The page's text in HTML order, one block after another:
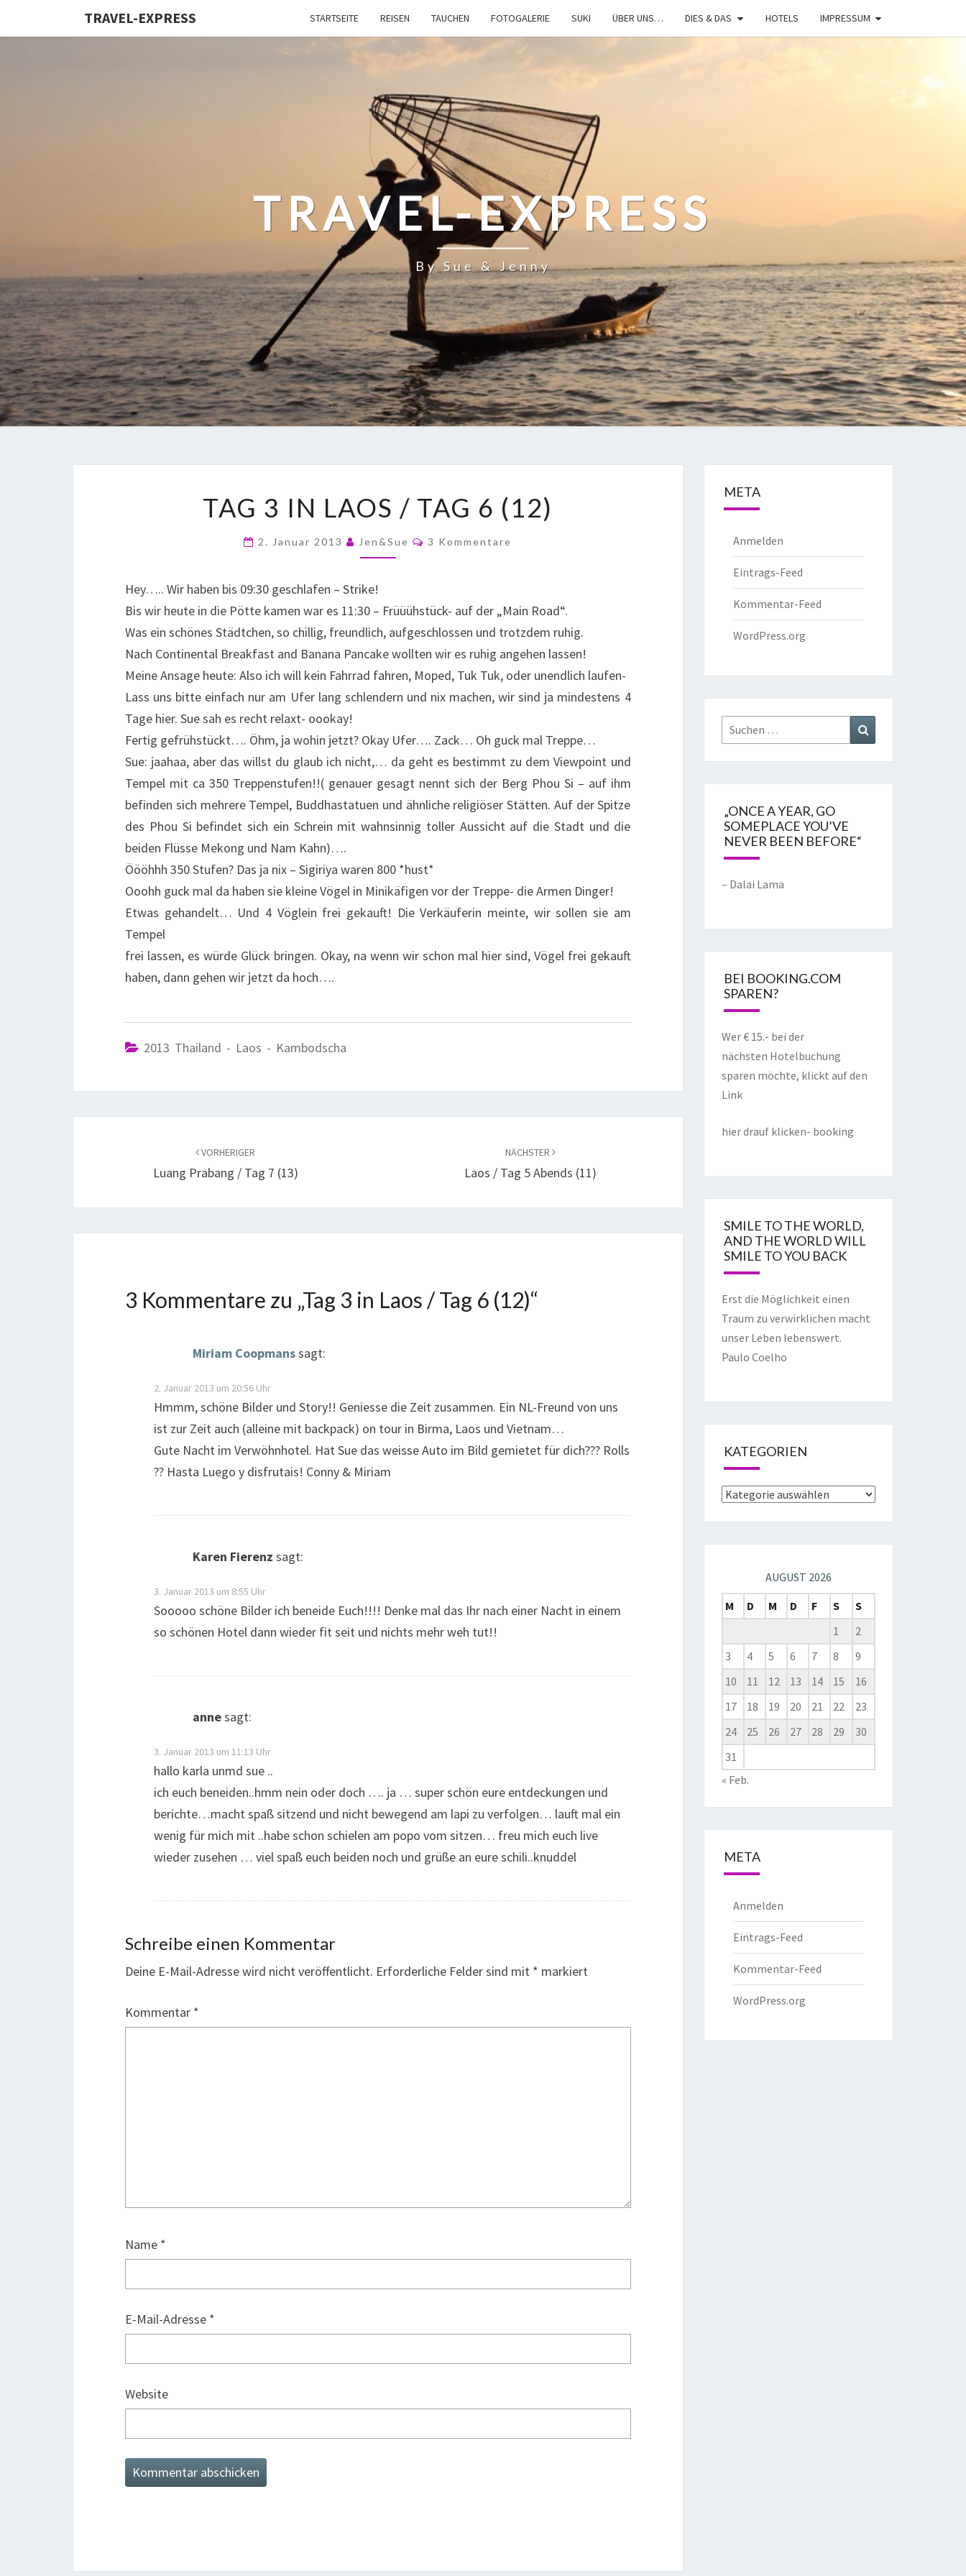
TRAVEL-EXPRESS STARTSEITE REISEN TAUCHEN FOTOGALERIE SUKI ÜBER UNS… DIES & DAS HOTELS IMPRESSUM
TRAVEL-EXPRESS
By Sue & Jenny
TAG 3 IN LAOS / TAG 6 (12)
2. Januar 2013 Jen&Sue 3 Kommentare
Hey….. Wir haben bis 09:30 geschlafen – Strike!
Bis wir heute in die Pötte kamen war es 11:30 – Früüühstück- auf der „Main Road“.
Was ein schönes Städtchen, so chillig, freundlich, aufgeschlossen und trotzdem ruhig.
Nach Continental Breakfast and Banana Pancake wollten wir es ruhig angehen lassen!
Meine Ansage heute: Also ich will kein Fahrrad fahren, Moped, Tuk Tuk, oder unendlich laufen-
Lass uns bitte einfach nur am Ufer lang schlendern und nix machen, wir sind ja mindestens 4
Tage hier. Sue sah es recht relaxt- oookay!
Fertig gefrühstückt…. Öhm, ja wohin jetzt? Okay Ufer…. Zack… Oh guck mal Treppe…
Sue: jaahaa, aber das willst du glaub ich nicht,… da geht es bestimmt zu dem Viewpoint und
Tempel mit ca 350 Treppenstufen!!( genauer gesagt nennt sich der Berg Phou Si – auf ihm
befinden sich mehrere Tempel, Buddhastatuen und ähnliche religiöser Stätten. Auf der Spitze
des Phou Si befindet sich ein Schrein mit wahnsinnig toller Aussicht auf die Stadt und die
beiden Flüsse Mekong und Nam Kahn)….
Öööhhh 350 Stufen? Das ja nix – Sigiriya waren 800 *hust*
Ooohh guck mal da haben sie kleine Vögel in Minikäfigen vor der Treppe- die Armen Dinger!
Etwas gehandelt… Und 4 Vöglein frei gekauft! Die Verkäuferin meinte, wir sollen sie am
Tempel
frei lassen, es würde Glück bringen. Okay, na wenn wir schon mal hier sind, Vögel frei gekauft
haben, dann gehen wir jetzt da hoch….
2013 Thailand - Laos - Kambodscha
VORHERIGER
Luang Prabang / Tag 7 (13)
NÄCHSTER
Laos / Tag 5 Abends (11)
3 Kommentare zu „Tag 3 in Laos / Tag 6 (12)“
Miriam Coopmanssagt:
2. Januar 2013 um 20:56 Uhr
Hmmm, schöne Bilder und Story!! Geniesse die Zeit zusammen. Ein NL-Freund von uns
ist zur Zeit auch (alleine mit backpack) on tour in Birma, Laos und Vietnam…
Gute Nacht im Verwöhnhotel. Hat Sue das weisse Auto im Bild gemietet für dich??? Rolls
?? Hasta Luego y disfrutais! Conny & Miriam
Karen Fierenz sagt:
3. Januar 2013 um 8:55 Uhr
Sooooo schöne Bilder ich beneide Euch!!!! Denke mal das Ihr nach einer Nacht in einem
so schönen Hotel dann wieder fit seit und nichts mehr weh tut!!
annesagt:
3. Januar 2013 um 11:13 Uhr
hallo karla unmd sue ..
ich euch beneiden..hmm nein oder doch …. ja … super schön eure entdeckungen und
berichte…macht spaß sitzend und nicht bewegend am lapi zu verfolgen… lauft mal ein
wenig für mich mit ..habe schon schielen am popo vom sitzen… freu mich euch live
wieder zusehen … viel spaß euch beiden noch und grüße an eure schili..knuddel
Schreibe einen Kommentar
Deine E-Mail-Adresse wird nicht veröffentlicht. Erforderliche Felder sind mit * markiert
Kommentar *
Name *
E-Mail-Adresse *
Website
META
Anmelden
Eintrags-Feed
Kommentar-Feed
WordPress.org
„ONCE A YEAR, GO
SOMEPLACE YOU’VE
NEVER BEEN BEFORE“
– Dalai Lama
BEI BOOKING.COM
SPAREN?
Wer € 15.- bei der
nächsten Hotelbuchung
sparen möchte, klickt auf den
Link
hier drauf klicken- booking
SMILE TO THE WORLD,
AND THE WORLD WILL
SMILE TO YOU BACK
Erst die Möglichkeit einen
Traum zu verwirklichen macht
unser Leben lebenswert.
Paulo Coelho
KATEGORIEN
AUGUST 2026
M
D M D F S
S
1
2
3
4 5 6 7 8
9
10
11 12 13 14 15
16
17
18 19 20 21 22
23
24
25 26 27 28 29
30
31
« Feb.
META
Anmelden
Eintrags-Feed
Kommentar-Feed
WordPress.org